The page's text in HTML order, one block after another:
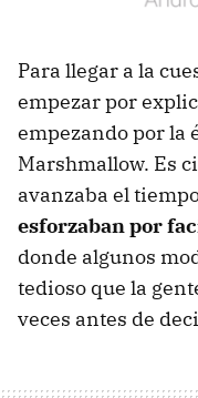
Para llegar a la
empezar por
empezando por la
Marshmallow. Es
avanzaba el
esforzaban por
donde algunos
tedioso que la
veces antes de